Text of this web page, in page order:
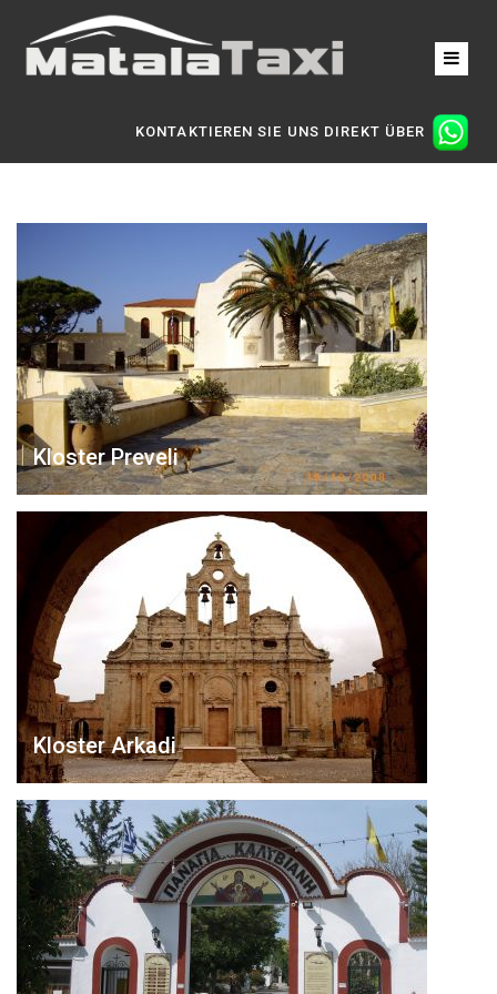
KONTAKTIEREN SIE UNS DIREKT ÜBER
Kloster Preveli
Kloster Arkadi